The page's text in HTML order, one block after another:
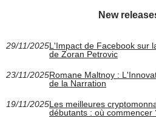
New
29/11/2025L'Impact de Facebook sur
de Zoran Petrovic
23/11/2025Romane Maltnoy :
de la Narration
19/11/2025Les meilleures
débutants : où commencer